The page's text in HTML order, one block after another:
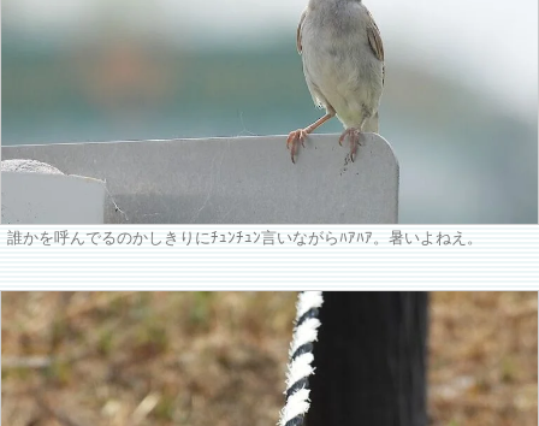
誰かを呼んでるのかしきりにﾁｭﾝﾁｭﾝ言いながらﾊｱﾊｱ。暑いよねえ。